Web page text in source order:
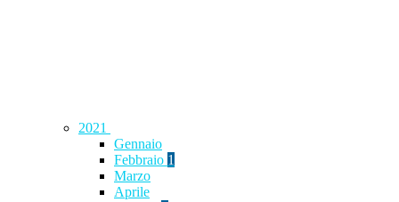
2021
Gennaio
Febbraio 1
Marzo
Aprile